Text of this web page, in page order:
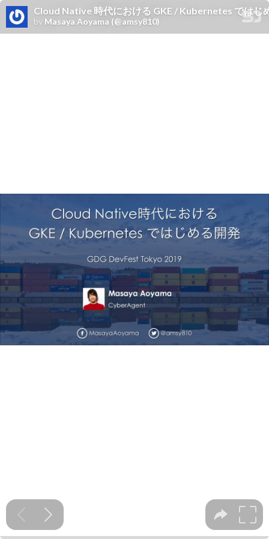
Cloud Native 時代における GKE / Kubernetes では
by Masaya Aoyama (@amsy810)